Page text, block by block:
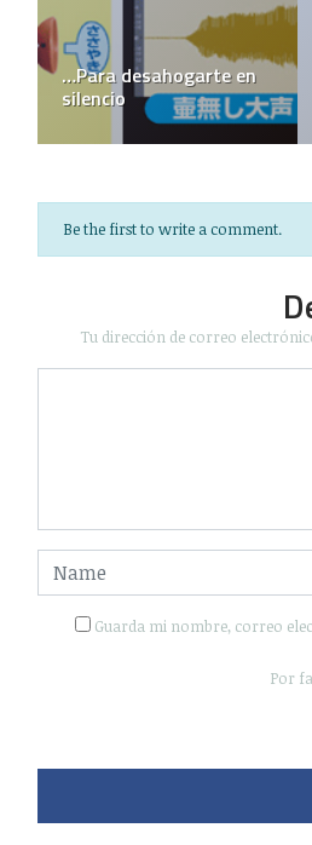
…Para desahogarte en
silencio
Be the first to write a comment.
Tu dirección de correo
Guarda mi nombre, correo
Por